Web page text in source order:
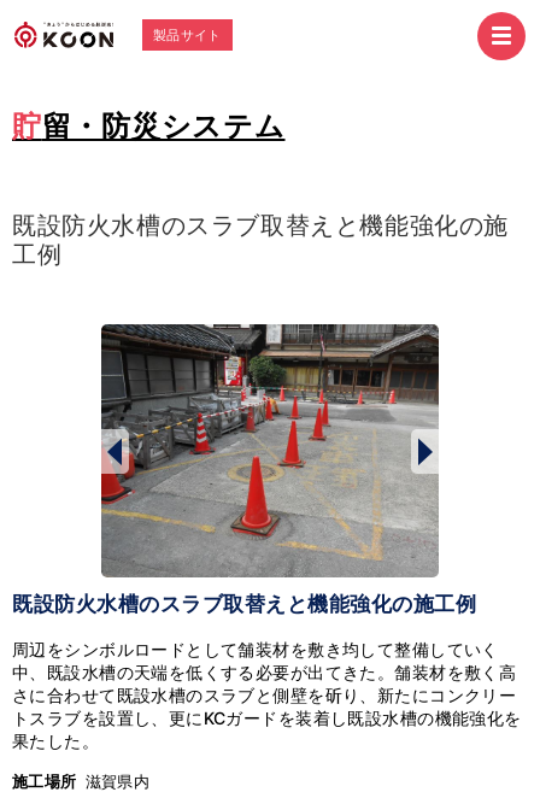
製品サイト
貯留・防災システム
既設防火水槽のスラブ取替えと機能強化の施
工例
既設防火水槽のスラブ取替えと機能強化の施工例
周辺をシンボルロードとして舗装材を敷き均して整備していく
中、既設水槽の天端を低くする必要が出てきた。舗装材を敷く高
さに合わせて既設水槽のスラブと側壁を斫り、新たにコンクリー
トスラブを設置し、更にKCガードを装着し既設水槽の機能強化を
果たした。
施工場所 滋賀県内